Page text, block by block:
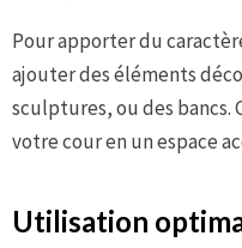
Pour apporter du
ajouter des éléments
sculptures, ou des
votre cour en un espace
Utilisation